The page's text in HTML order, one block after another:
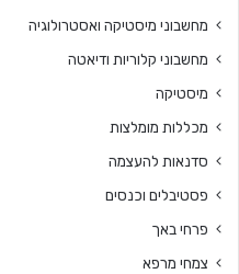
מחשבוני מיסטיקה ואסטרולוגיה
מחשבוני קלוריות ודיאטה
מיסטיקה
מכללות מומלצות
סדנאות להעצמה
פסטיבלים וכנסים
פרחי באך
צמחי מרפא